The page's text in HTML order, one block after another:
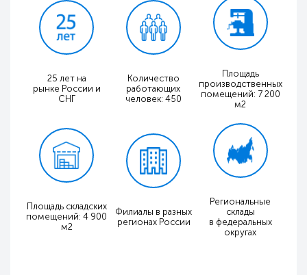
25 лет на
рынке России и
СНГ
Количество
работающих
человек: 450
Площадь
производственных
помещений: 7 200
м2
Площадь складских
помещений: 4 900
м2
Филиалы в разных
регионах России
Региональные
склады
в федеральных
округах